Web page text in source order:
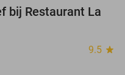
32%
bij Restaurant La
9.5 star